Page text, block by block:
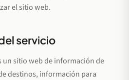
el sitio web.
servicio
un sitio web de información de
destinos, información para